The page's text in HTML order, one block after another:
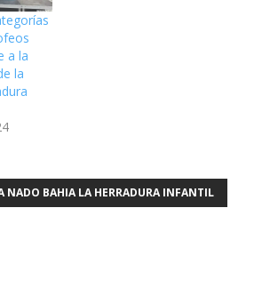
a la
la
NADO BAHIA LA HERRADURA INFANTIL